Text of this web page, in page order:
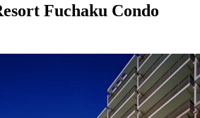
Fuchaku Condo